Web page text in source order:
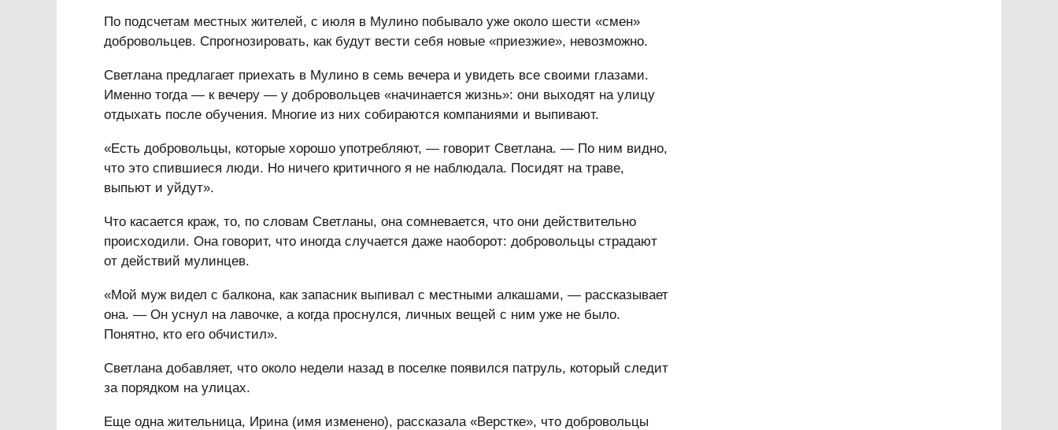
По подсчетам местных жителей, с июля в Мулино побывало уже около шести «смен»
добровольцев. Спрогнозировать, как будут вести себя новые «приезжие», невозможно.
Светлана предлагает приехать в Мулино в семь вечера и увидеть все своими глазами.
Именно тогда — к вечеру — у добровольцев «начинается жизнь»: они выходят на улицу
отдыхать после обучения. Многие из них собираются компаниями и выпивают.
«Есть добровольцы, которые хорошо употребляют, — говорит Светлана. — По ним видно,
что это спившиеся люди. Но ничего критичного я не наблюдала. Посидят на траве,
выпьют и уйдут».
Что касается краж, то, по словам Светланы, она сомневается, что они действительно
происходили. Она говорит, что иногда случается даже наоборот: добровольцы страдают
от действий мулинцев.
«Мой муж видел с балкона, как запасник выпивал с местными алкашами, — рассказывает
она. — Он уснул на лавочке, а когда проснулся, личных вещей с ним уже не было.
Понятно, кто его обчистил».
Светлана добавляет, что около недели назад в поселке появился патруль, который следит
за порядком на улицах.
Еще одна жительница, Ирина (имя изменено), рассказала «Верстке», что добровольцы